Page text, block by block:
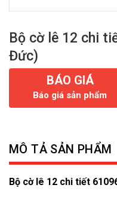
Bộ cờ lê 12 chi
Đức)
BÁO GIÁ
Báo giá sản phẩm
MÔ TẢ SẢN PHẨM
Bộ cờ lê 12 chi tiết